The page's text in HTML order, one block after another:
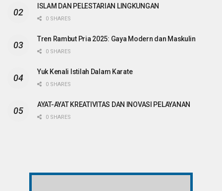
ISLAM DAN PELESTARIAN LINGKUNGAN
0 SHARES
Tren Rambut Pria 2025: Gaya Modern dan Maskulin
0 SHARES
Yuk Kenali Istilah Dalam Karate
0 SHARES
AYAT-AYAT KREATIVITAS DAN INOVASI PELAYANAN
0 SHARES